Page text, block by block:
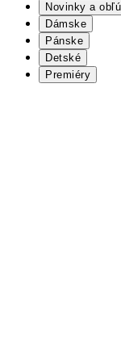
Novinky a
Dámske
Pánske
Detské
Premiéry